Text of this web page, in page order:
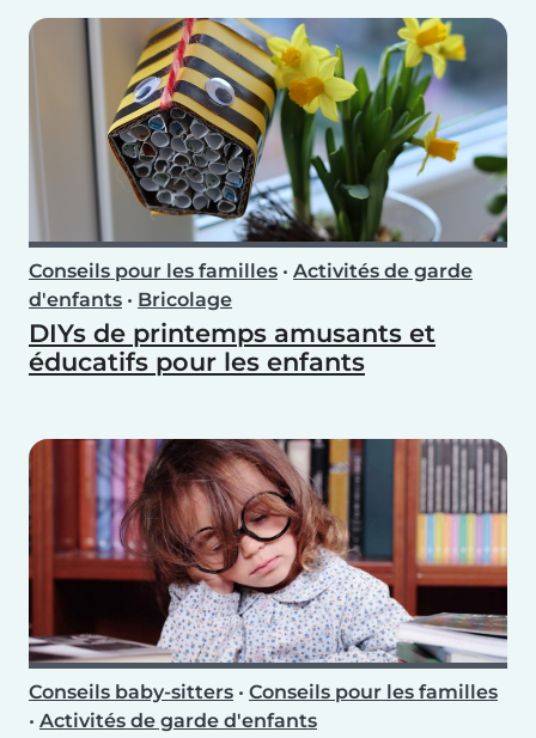
Conseils pour les familles • Activités de garde
d'enfants • Bricolage
DIYs de printemps amusants et
éducatifs pour les enfants
Conseils baby-sitters • Conseils pour les familles
• Activités de garde d'enfants